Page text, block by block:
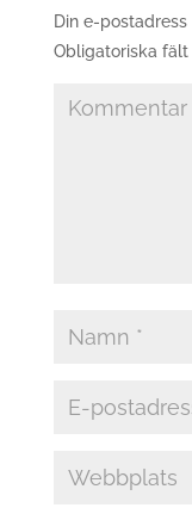
Din e-
Obligatoriska